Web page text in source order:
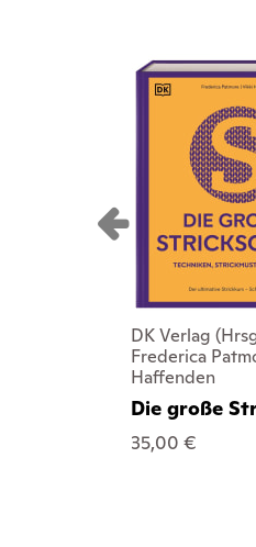
DK Verlag
Frederica
Haffenden
Die große
35,00 €